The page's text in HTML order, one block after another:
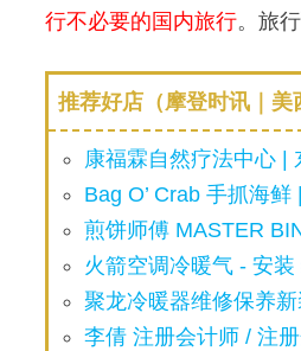
行不必要的国内旅行。旅
推荐好店（摩登时讯｜美
康福霖自然疗法中心 |
Bag O’ Crab 手抓海
煎饼师傅 MASTER
火箭空调冷暖气 - 安装
聚龙冷暖器维修保养新
李倩 注册会计师 / 注